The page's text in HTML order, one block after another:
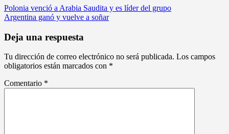
Navegación
de
entradas
Polonia venció a Arabia Saudita y es líder del grupo
Argentina ganó y vuelve a soñar
Deja una respuesta
Tu dirección de correo electrónico no será publicada. Los campos
obligatorios están marcados con *
Comentario *